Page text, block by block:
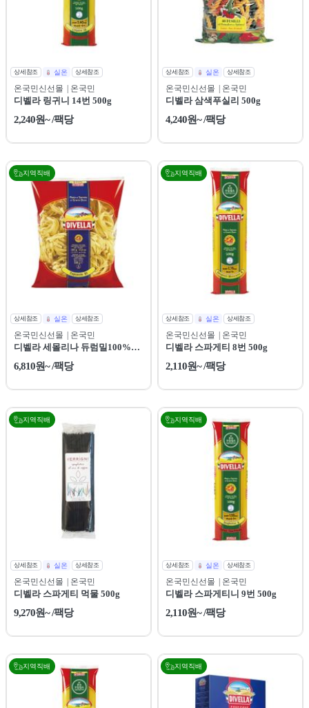
상세참조 실온 상세참조
온국민신선몰 | 온국민
디벨라 링귀니 14번 500g
2,240원~ /팩당
상세참조 실온 상세참조
온국민신선몰 | 온국민
디벨라 삼색푸실리 500g
4,240원~ /팩당
지역직배
상세참조 실온 상세참조
온국민신선몰 | 온국민
디벨라 세몰리나 듀럼밀100%
1Kg
6,810원~ /팩당
지역직배
상세참조 실온 상세참조
온국민신선몰 | 온국민
디벨라 스파게티 8번 500g
2,110원~ /팩당
지역직배
상세참조 실온 상세참조
온국민신선몰 | 온국민
디벨라 스파게티 먹물 500g
9,270원~ /팩당
지역직배
상세참조 실온 상세참조
온국민신선몰 | 온국민
디벨라 스파게티니 9번 500g
2,110원~ /팩당
지역직배 지역직배